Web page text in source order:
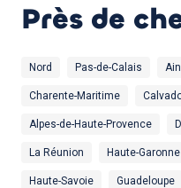
Près de
Nord Pas-de-Calais Ain
Charente-Maritime
Alpes-de-Haute-Provence
La Réunion Haute-Garonne
Haute-Savoie Guadeloupe